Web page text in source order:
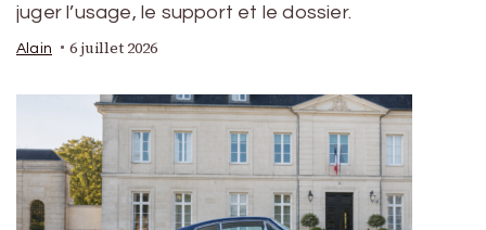
juger l’usage, le support et le dossier.
Alain 6 juillet 2026